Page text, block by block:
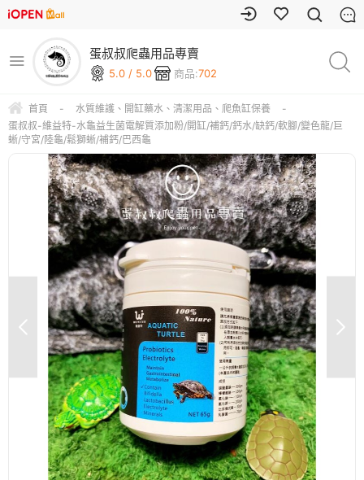
蛋叔叔爬蟲用品專賣
5.0 / 5.0 商品:702
首頁 - 水質維護、開缸藥水、清潔用品、爬魚缸保養
-
蛋叔叔-維益特-水龜益生菌電解質添加粉/開缸/補鈣/鈣水/缺鈣/軟腳/變色龍/巨
蜥/守宮/陸龜/鬆獅蜥/補鈣/巴西龜